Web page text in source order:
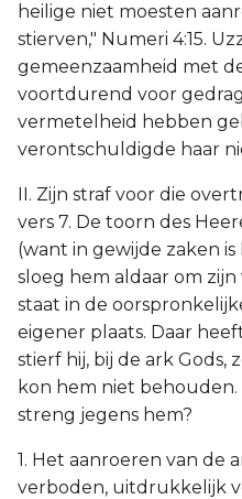
heilige niet moesten
stierven," Numeri 4:15.
gemeenzaamheid met
voortdurend voor
vermetelheid hebben
verontschuldigde haar
II. Zijn straf voor die
vers 7. De toorn des
(want in gewijde zaken is
sloeg hem aldaar om
staat in de
eigener plaats. Daar
stierf hij, bij de ark Gods,
kon hem niet behouden.
streng jegens hem?
1. Het aanroeren van de
verboden, uitdrukkelijk